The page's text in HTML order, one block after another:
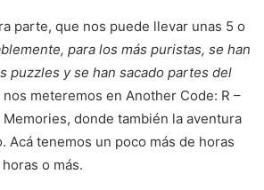
parte, que nos puede llevar unas 5 o
para los más puristas, se han
puzzles y se han sacado partes del
nos meteremos en Another Code: R –
donde también la aventura
Acá tenemos un poco más de horas
o más.